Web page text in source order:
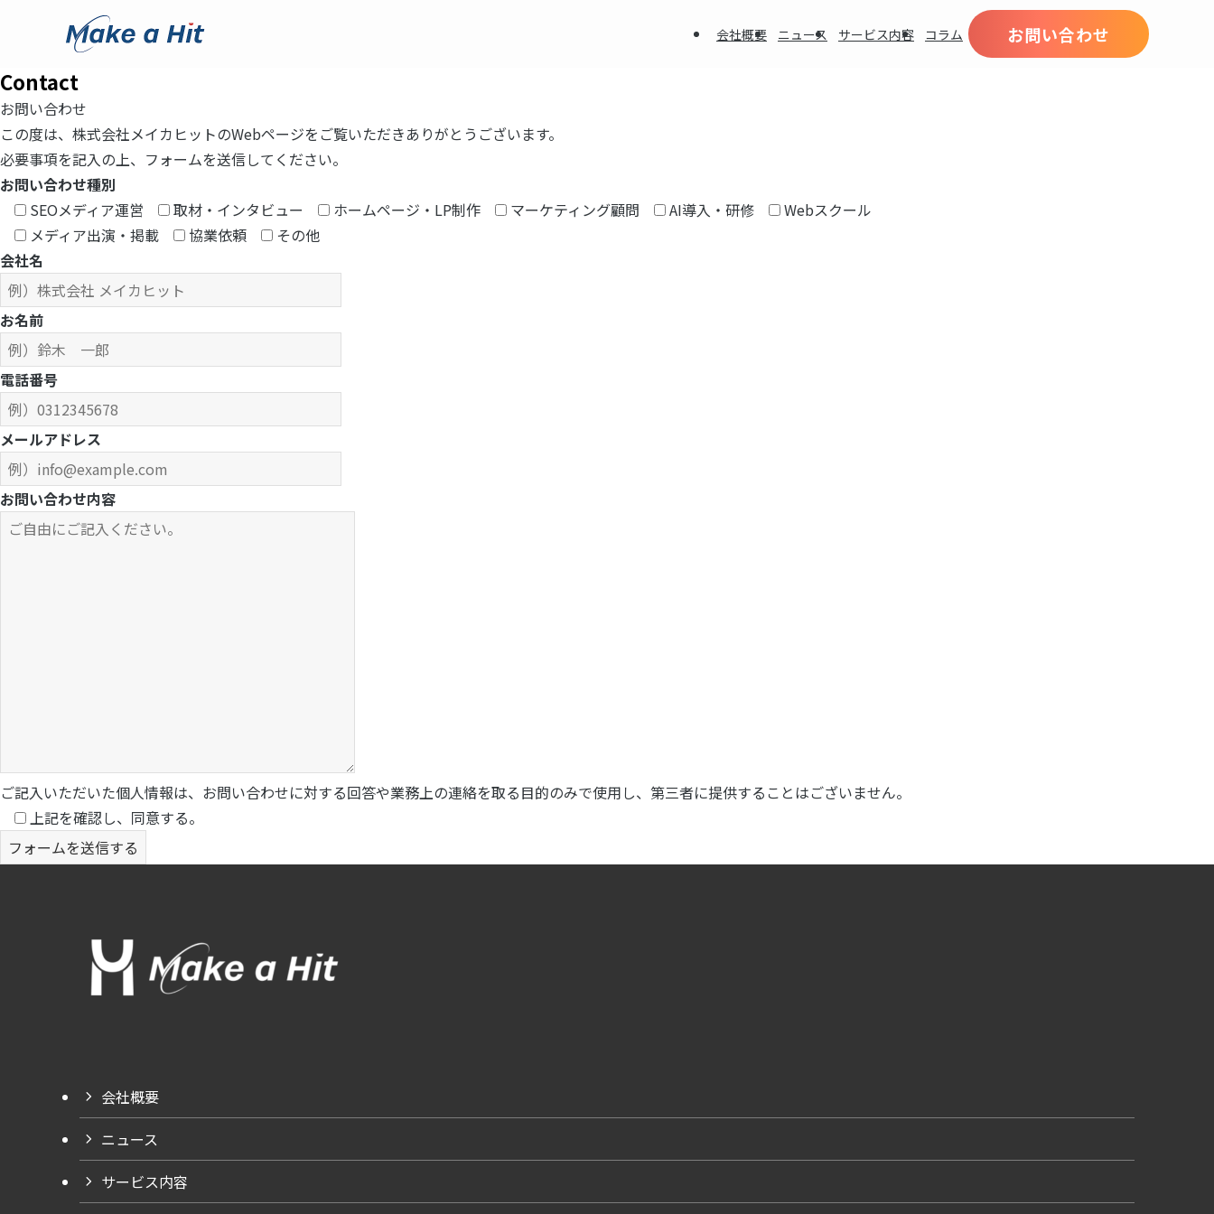
会社概要 ニュース サービス内容 コラム お問い合わせ
Contact
お問い合わせ
この度は、株式会社メイカヒットのWebページをご覧いただきありがとうございます。
必要事項を記入の上、フォームを送信してください。
お問い合わせ種別
SEOメディア運営
取材・インタビュー ホームページ・LP制作 マーケティング顧問 AI導入・研修
Webスクール
メディア出演・掲載
協業依頼
その他
会社名
お名前
電話番号
メールアドレス
お問い合わせ内容
ご記入いただいた個人情報は、お問い合わせに対する回答や業務上の連絡を取る目的のみで使用し、第三者に提供することはございません。
上記を確認し、同意する。
会社概要
ニュース
サービス内容